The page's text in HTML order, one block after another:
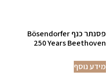
פסנתר כנף Bösendorfer
250 Years Beethoven
מידע נוסף